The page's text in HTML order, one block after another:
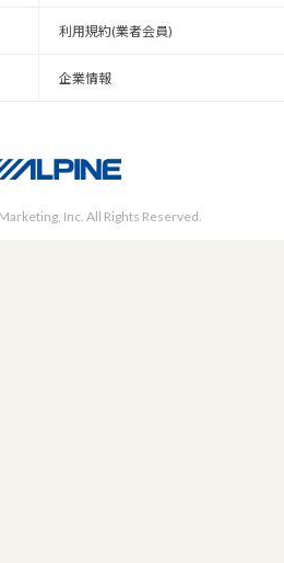
利用規約(業者会員)
企業情報
Inc. All Rights Reserved.